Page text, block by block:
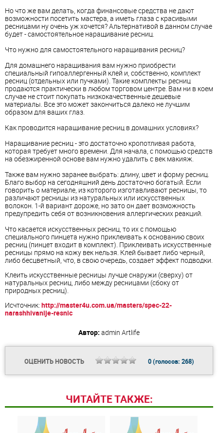
Но что же вам делать, когда финансовые средства не дают
возможности посетить мастера, а иметь глаза с красивыми
ресницами ну очень уж хочется? Альтернативой в данном случае
будет - самостоятельное наращивание ресниц.
Что нужно для самостоятельного наращивания ресниц?
Для домашнего наращивания вам нужно приобрести
специальный гипоаллергенный клей и, собственно, комплект
ресниц (отдельных или пучками). Такие комплекты ресниц
продаются практически в любом торговом центре. Вам ни в коем
случае не стоит покупать низкокачественные дешевые
материалы. Все это может закончиться далеко не лучшим
образом для ваших глаз.
Как проводится наращивание ресниц в домашних условиях?
Наращивание ресниц - это достаточно кропотливая работа,
которая требует много времени. Для начала, с помощью средств
на обезжиренной основе вам нужно удалить с век макияж.
Также вам нужно заранее выбрать: длину, цвет и форму ресниц.
Благо выбор на сегодняшний день достаточно богатый. Если
говорить о материале, из которого изготавливают ресницы, то
различают ресницы из натуральных или искусственных
волокон. 1-й вариант дороже, но зато он дает возможность
предупредить себя от возникновения аллергических реакций.
Что касается искусственных ресниц, то их с помощью
специального пинцета нужно приклеивать к основанию своих
ресниц (пинцет входит в комплект). Приклеивать искусственные
ресницы прямо на кожу век нельзя. Клей бывает либо черный,
либо бесцветный, что, в свою очередь, создает эффект подводки.
Клеить искусственные ресницы лучше снаружи (сверху) от
натуральных ресниц, либо между ресницами (сбоку от
природных ресниц).
Исчточник: http://master4u.com.ua/masters/spec-22-
narashhivanije-resnic
Автор: admin Artlife
ОЦЕНИТЬ НОВОСТЬ 0(голосов: 268)
ЧИТАЙТЕ ТАКЖЕ: